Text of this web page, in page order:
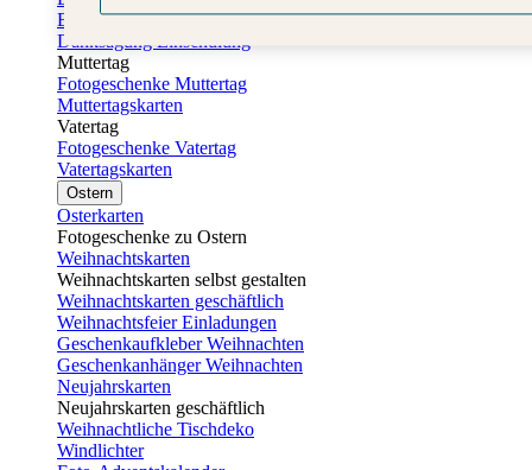
Einladungskarten Einschulung
Danksagung Einschulung
Muttertag
Fotogeschenke Muttertag
Muttertagskarten
Vatertag
Fotogeschenke Vatertag
Vatertagskarten
Ostern
Osterkarten
Fotogeschenke zu Ostern
Weihnachtskarten
Weihnachtskarten selbst gestalten
Weihnachtskarten geschäftlich
Weihnachtsfeier Einladungen
Geschenkaufkleber Weihnachten
Geschenkanhänger Weihnachten
Neujahrskarten
Neujahrskarten geschäftlich
Weihnachtliche Tischdeko
Windlichter